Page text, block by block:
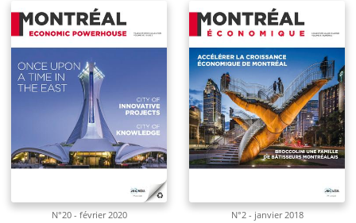
N°20 - février 2020 N°2 - janvier 2018